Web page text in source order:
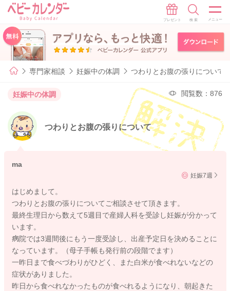
専門家相談 妊娠中の体調 つわりとお腹の張りについて
妊娠中の体調 閲覧数：876
つわりとお腹の張りについて
ma
妊娠7週
はじめまして。
つわりとお腹の張りについてご相談させて頂きます。
最終生理日から数えて5週目で産婦人科を受診し妊娠が分かって
います。
病院では3週間後にもう一度受診し、出産予定日を決めることに
なっています。（母子手帳も発行前の段階でます）
一昨日まで食べづわりがひどく、また白米が食べれないなどの
症状がありました。
昨日から食べれなかったものが食べれるようになり、朝起きた